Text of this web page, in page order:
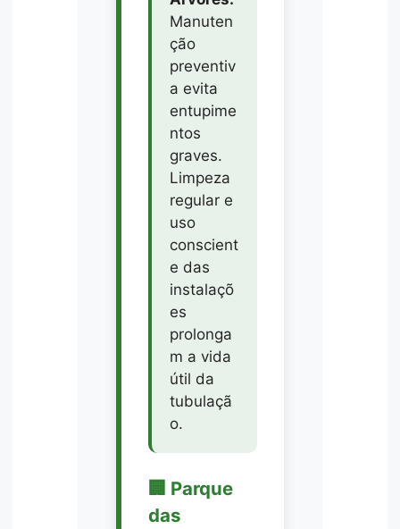
Manuten
ção
preventiv
a evita
entupime
ntos
graves.
Limpeza
regular e
uso
conscient
e das
instalaçõ
es
prolonga
m a vida
útil da
tubulaçã
o.
🏢 Parque
das